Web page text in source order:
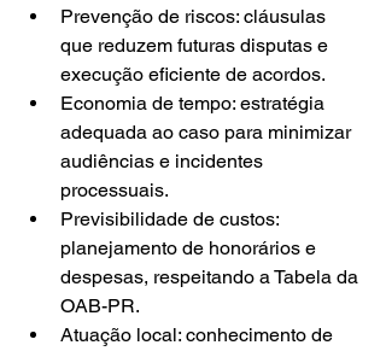
Prevenção de riscos: cláusulas
que reduzem futuras disputas e
execução eficiente de acordos.
Economia de tempo: estratégia
adequada ao caso para minimizar
audiências e incidentes
processuais.
Previsibilidade de custos:
planejamento de honorários e
despesas, respeitando a Tabela da
OAB-PR.
Atuação local: conhecimento de